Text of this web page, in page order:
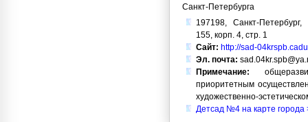
Санкт-Петербурга
197198, Санкт-
155, корп. 4, стр. 1
Сайт: http://sad-
Эл. почта:
Примечание:
приоритетным
художественно-
Детсад №4 на карте города